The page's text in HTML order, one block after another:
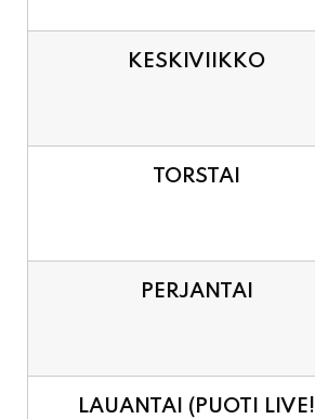
KESKIVIIKKO
TORSTAI
PERJANTAI
LAUANTAI (PUOTI LIVE!